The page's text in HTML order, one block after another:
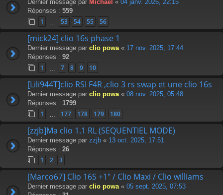
Dernier message par Michaël « 04 janv. 2026, 22:15
Réponses : 559
1 53 54 55 56
[mick24] clio 16s phase 1
Dernier message par clio powa « 17 nov. 2025, 17:44
Réponses : 92
1 7 8 9 10
[Lili944T]clio RSI F4R ,clio 3 rs swap et une clio 16s
Dernier message par clio powa « 08 nov. 2025, 05:48
Réponses : 1799
1 177 178 179 180
[zzjb]Ma clio 1.1 RL (SEQUENTIEL MODE)
Dernier message par zzjb « 13 oct. 2025, 17:51
Réponses : 26
1 2 3
[Marco67] Clio 16S +1" / Clio Maxi / Clio williams
Dernier message par clio powa « 05 sept. 2025, 07:53